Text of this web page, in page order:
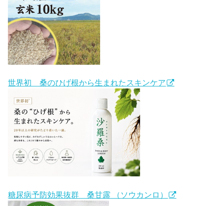
世界初 桑のひげ根から生まれたスキンケア
糖尿病予防効果抜群 桑甘露 （ソウカンロ）